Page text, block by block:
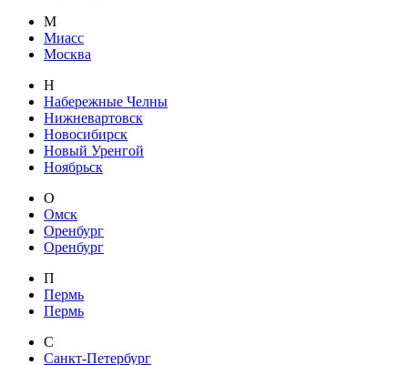
М
Миасс
Москва
Н
Набережные Челны
Нижневартовск
Новосибирск
Новый Уренгой
Ноябрьск
О
Омск
Оренбург
Оренбург
П
Пермь
Пермь
С
Санкт-Петербург